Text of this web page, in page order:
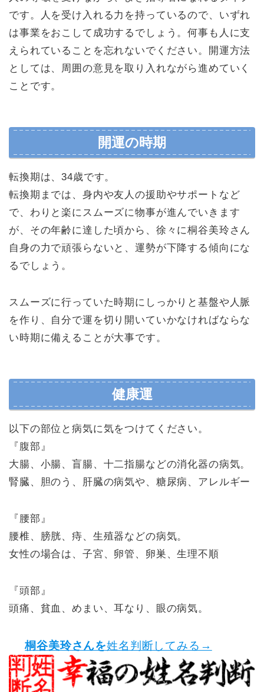
です。人を受け入れる力を持っているので、いずれ
は事業をおこして成功するでしょう。何事も人に支
えられていることを忘れないでください。開運方法
としては、周囲の意見を取り入れながら進めていく
ことです。
開運の時期
転換期は、34歳です。
転換期までは、身内や友人の援助やサポートなど
で、わりと楽にスムーズに物事が進んでいきます
が、その年齢に達した頃から、徐々に桐谷美玲さん
自身の力で頑張らないと、運勢が下降する傾向にな
るでしょう。
スムーズに行っていた時期にしっかりと基盤や人脈
を作り、自分で運を切り開いていかなければならな
い時期に備えることが大事です。
健康運
以下の部位と病気に気をつけてください。
『腹部』
大腸、小腸、盲腸、十二指腸などの消化器の病気。
腎臓、胆のう、肝臓の病気や、糖尿病、アレルギー
『腰部』
腰椎、膀胱、痔、生殖器などの病気。
女性の場合は、子宮、卵管、卵巣、生理不順
『頭部』
頭痛、貧血、めまい、耳なり、眼の病気。
桐谷美玲さんを姓名判断してみる→